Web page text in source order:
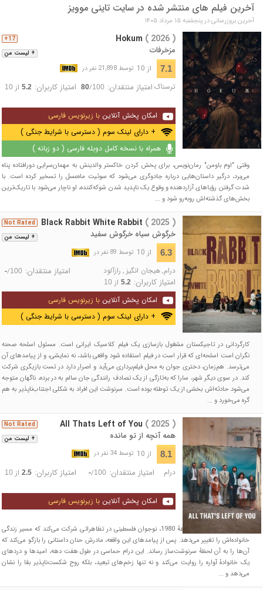
آخرین فیلم های منتشر شده در سایت تاینی موویز
آخرین بروزرسانی در پنجشنبه ۱۵ مرداد ۱۴۰۵
+ لیست من
17+ Hokum ( 2026 )
مزخرفات
7.1 از 10 توسط 21,898 نفر در
ترسناک امتیاز منتقدان: 80/100 امتیاز کاربران: 5.2از 10
امکان پخش آنلاین با زیرنویس فارسی
+ دارای لینک سوم ( دسترسی با شرایط جنگی )
همراه با نسخه کامل دوبله فارسی ( دو زبانه )
وقتی "اوم باومن" رمان‌نویس، برای پخش کردن خاکستر والدینش به مهمان‌سرایی دورافتاده پناه
می‌برد، درگیر داستان‌هایی درباره جادوگری می‌شود که سوئیت ماه‌عسل را تسخیر کرده است. با
شدت گرفتن رؤیاهای آزاردهنده و وقوع یک ناپدید شدن شوکه‌کننده، او ناچار می‌شود با تاریک‌ترین
بخش‌های گذشته‌اش روبه‌رو شود و ...
+ لیست من
Not Rated Black Rabbit White Rabbit ( 2025 )
خرگوش سیاه خرگوش سفید
6.3 از 10 توسط 89 نفر در
درام,هیجان انگیز , رازآلود امتیاز منتقدان: -/100
امتیاز کاربران: 5.2از 10
امکان پخش آنلاین با زیرنویس فارسی
+ دارای لینک سوم ( دسترسی با شرایط جنگی )
کارگردانی در تاجیکستان مشغول بازسازی یک فیلم کلاسیک ایرانی است. مسئول اسلحه صحنه
نگران است اسلحه‌ای که قرار است در فیلم استفاده شود واقعی باشد، نه نمایشی، و از پیامدهای آن
می‌ترسد. هم‌زمان، دختری جوان به محل فیلم‌برداری می‌آید و اصرار دارد در تست بازیگری شرکت
کند. در سوی دیگر شهر، سارا که به‌تازگی از یک تصادف رانندگی جان سالم به در برده، ناگهان متوجه
می‌شود حادثه‌اش بخشی از یک توطئه بوده است. سرنوشت این افراد به شکلی اجتناب‌ناپذیر به هم
گره می‌خورد و ...
+ لیست من
Not Rated All Thats Left of You ( 2025 )
همه آنچه از تو مانده
8.1 از 10 توسط 34 نفر در
درام امتیاز منتقدان: -/100 امتیاز کاربران: 2.5از 10
امکان پخش آنلاین با زیرنویس فارسی
در کرانه باختری اشغالی دههٔ 1980، نوجوان فلسطینی در تظاهراتی شرکت می‌کند که مسیر زندگی
خانواده‌اش را تغییر می‌دهد. پس از پیامدهای این واقعه، مادرش حنان داستانی را بازگو می‌کند که
آن‌ها را به آن لحظهٔ سرنوشت‌ساز رساند. این درام حماسی در طول هفت دهه، امیدها و دردهای
یک خانوادهٔ آواره را روایت می‌کند و نه تنها زخم‌های تبعید، بلکه روح شکست‌ناپذیر بقا را نشان
می‌دهد و ...